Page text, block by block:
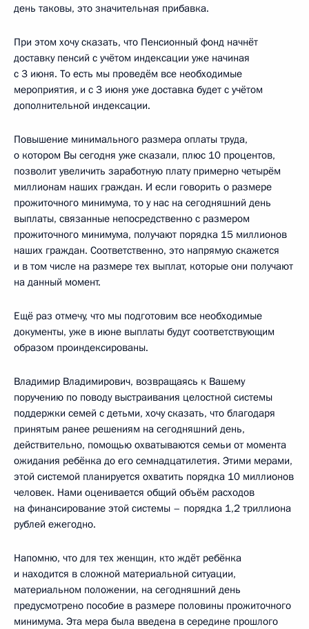
день таковы, это значительная прибавка.
При этом хочу сказать, что Пенсионный фонд начнёт
доставку пенсий с учётом индексации уже начиная
с 3 июня. То есть мы проведём все необходимые
мероприятия, и с 3 июня уже доставка будет с учётом
дополнительной индексации.
Повышение минимального размера оплаты труда,
о котором Вы сегодня уже сказали, плюс 10 процентов,
позволит увеличить заработную плату примерно четырём
миллионам наших граждан. И если говорить о размере
прожиточного минимума, то у нас на сегодняшний день
выплаты, связанные непосредственно с размером
прожиточного минимума, получают порядка 15 миллионов
наших граждан. Соответственно, это напрямую скажется
и в том числе на размере тех выплат, которые они получают
на данный момент.
Ещё раз отмечу, что мы подготовим все необходимые
документы, уже в июне выплаты будут соответствующим
образом проиндексированы.
Владимир Владимирович, возвращаясь к Вашему
поручению по поводу выстраивания целостной системы
поддержки семей с детьми, хочу сказать, что благодаря
принятым ранее решениям на сегодняшний день,
действительно, помощью охватываются семьи от момента
ожидания ребёнка до его семнадцатилетия. Этими мерами,
этой системой планируется охватить порядка 10 миллионов
человек. Нами оценивается общий объём расходов
на финансирование этой системы – порядка 1,2 триллиона
рублей ежегодно.
Напомню, что для тех женщин, кто ждёт ребёнка
и находится в сложной материальной ситуации,
материальном положении, на сегодняшний день
предусмотрено пособие в размере половины прожиточного
минимума. Эта мера была введена в середине прошлого